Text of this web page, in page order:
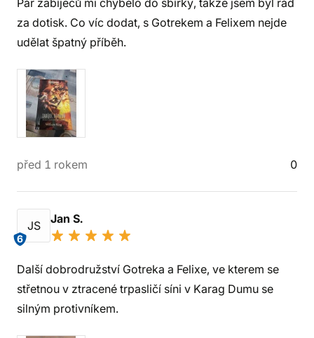
Pár zabíječů mi chybělo do sbírky, takže jsem byl rád
za dotisk. Co víc dodat, s Gotrekem a Felixem nejde
udělat špatný příběh.
před 1 rokem 0
JS
6
Jan S.
Další dobrodružství Gotreka a Felixe, ve kterem se
střetnou v ztracené trpasličí síni v Karag Dumu se
silným protivníkem.